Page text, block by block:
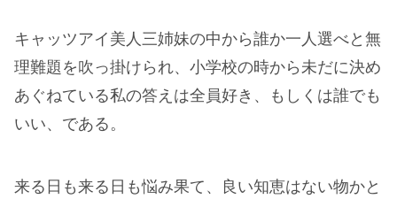
キャッツアイ美人三姉妹の中から誰か一人選べと無
理難題を吹っ掛けられ、小学校の時から未だに決め
あぐねている私の答えは全員好き、もしくは誰でも
いい、である。
来る日も来る日も悩み果て、良い知恵はない物かと